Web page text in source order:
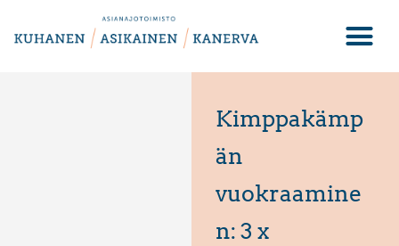
Kimppakämp
än
vuokraamine
n: 3 x